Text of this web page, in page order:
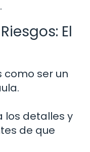
El
como ser un
los detalles y
de que